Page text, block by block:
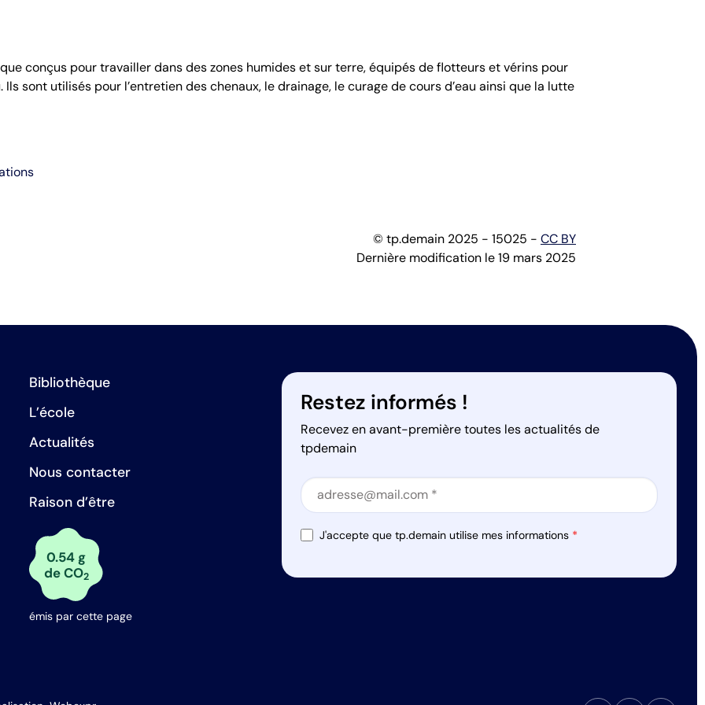
conçus pour travailler dans des zones humides et sur terre, équipés de flotteurs et vérins pour
Ils sont utilisés pour l’entretien des chenaux, le drainage, le curage de cours d’eau ainsi que la lutte
© tp.demain 2025 - 15025 - CC BY
Dernière modification le 19 mars 2025
Bibliothèque
L’école
Actualités
Nous contacter
Raison d’être
0.54 g
de CO2
émis par cette page
Restez informés !
Recevez en avant-première toutes les actualités de
tpdemain
Section
Section
J'accepte que tp.demain utilise mes informations *